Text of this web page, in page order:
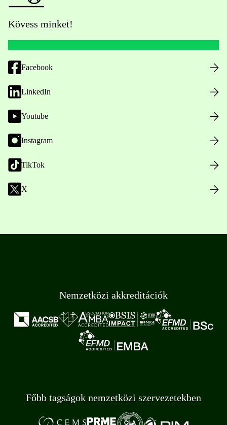
Kövess minket!
Facebook
LinkedIn
Youtube
Instagram
TikTok
X
Nemzetközi akkreditációk
Főbb tagságok nemzetközi szervezetekben